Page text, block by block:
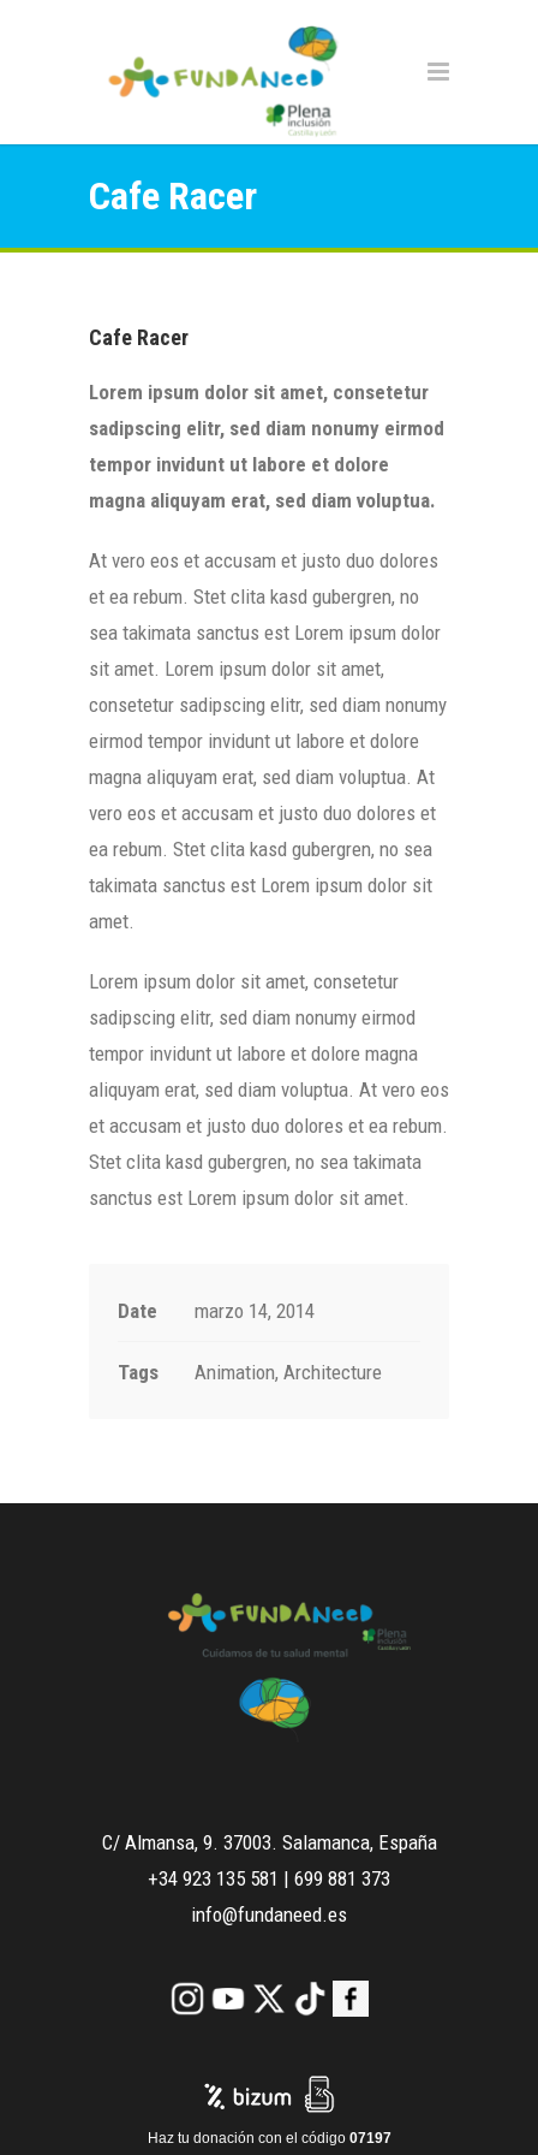
Cafe Racer
Cafe Racer
Lorem ipsum dolor sit amet, consetetur
sadipscing elitr, sed diam nonumy eirmod
tempor invidunt ut labore et dolore
magna aliquyam erat, sed diam voluptua.
At vero eos et accusam et justo duo dolores
et ea rebum. Stet clita kasd gubergren, no
sea takimata sanctus est Lorem ipsum dolor
sit amet. Lorem ipsum dolor sit amet,
consetetur sadipscing elitr, sed diam nonumy
eirmod tempor invidunt ut labore et dolore
magna aliquyam erat, sed diam voluptua. At
vero eos et accusam et justo duo dolores et
ea rebum. Stet clita kasd gubergren, no sea
takimata sanctus est Lorem ipsum dolor sit
amet.
Lorem ipsum dolor sit amet, consetetur
sadipscing elitr, sed diam nonumy eirmod
tempor invidunt ut labore et dolore magna
aliquyam erat, sed diam voluptua. At vero eos
et accusam et justo duo dolores et ea rebum.
Stet clita kasd gubergren, no sea takimata
sanctus est Lorem ipsum dolor sit amet.
Date marzo 14, 2014
Tags Animation, Architecture
C/ Almansa, 9. 37003. Salamanca, España
+34 923 135 581 | 699 881 373
info@fundaneed.es
Haz tu donación con el código 07197